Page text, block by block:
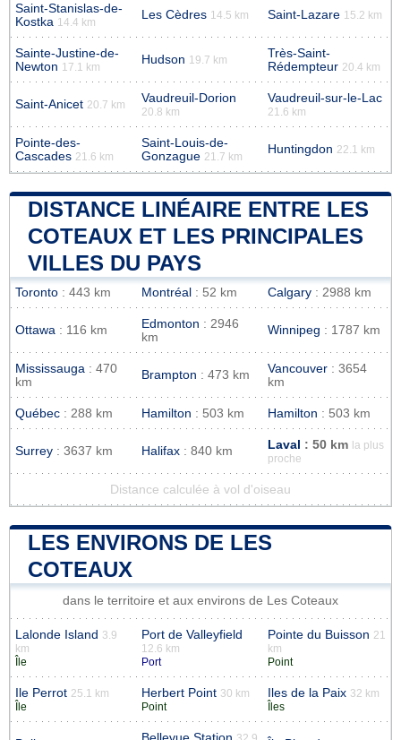
Saint-Stanislas-de-
Kostka 14.4 km
Les Cèdres 14.5 km Saint-Lazare 15.2 km
Sainte-Justine-de-
Newton 17.1 km
Hudson 19.7 km
Très-Saint-
Rédempteur 20.4 km
Saint-Anicet 20.7 km Vaudreuil-Dorion
20.8 km
Vaudreuil-sur-le-Lac
21.6 km
Pointe-des-
Cascades 21.6 km
Saint-Louis-de-
Gonzague 21.7 km
Huntingdon 22.1 km
DISTANCE LINÉAIRE ENTRE LES
COTEAUX ET LES PRINCIPALES
VILLES DU PAYS
Toronto : 443 km Montréal : 52 km Calgary : 2988 km
Ottawa : 116 km Edmonton : 2946
km
Winnipeg : 1787 km
Mississauga : 470
km
Brampton : 473 km Vancouver : 3654
km
Québec : 288 km Hamilton : 503 km Hamilton : 503 km
Surrey : 3637 km Halifax : 840 km Laval : 50 km
la plus
proche
Distance calculée à vol d'oiseau
LES ENVIRONS DE LES
COTEAUX
dans le territoire et aux environs de Les Coteaux
Lalonde Island 3.9
km
Île
Port de Valleyfield
12.6 km
Port
Pointe du Buisson 21
km
Point
Ile Perrot 25.1 km
Île
Herbert Point 30 km
Point
Iles de la Paix 32 km
Îles
32.9